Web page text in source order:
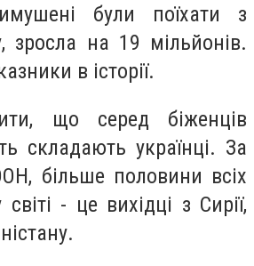
були поїхати з
зросла на 19 мільйонів.
в історії.
що серед біженців
складають українці. За
більше половини всіх
- це вихідці з Сирії,